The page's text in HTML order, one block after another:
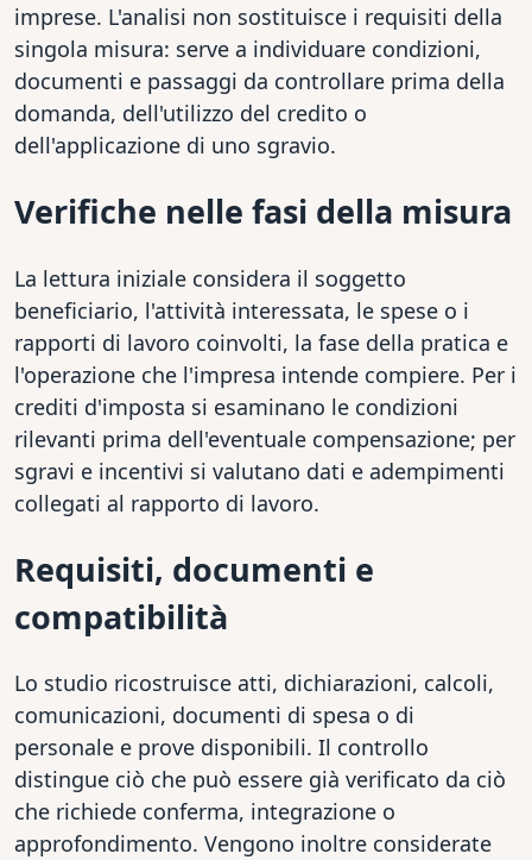
imprese. L'analisi non sostituisce i requisiti della
singola misura: serve a individuare condizioni,
documenti e passaggi da controllare prima della
domanda, dell'utilizzo del credito o
dell'applicazione di uno sgravio.
Verifiche nelle fasi della misura
La lettura iniziale considera il soggetto
beneficiario, l'attività interessata, le spese o i
rapporti di lavoro coinvolti, la fase della pratica e
l'operazione che l'impresa intende compiere. Per i
crediti d'imposta si esaminano le condizioni
rilevanti prima dell'eventuale compensazione; per
sgravi e incentivi si valutano dati e adempimenti
collegati al rapporto di lavoro.
Requisiti, documenti e
compatibilità
Lo studio ricostruisce atti, dichiarazioni, calcoli,
comunicazioni, documenti di spesa o di
personale e prove disponibili. Il controllo
distingue ciò che può essere già verificato da ciò
che richiede conferma, integrazione o
approfondimento. Vengono inoltre considerate